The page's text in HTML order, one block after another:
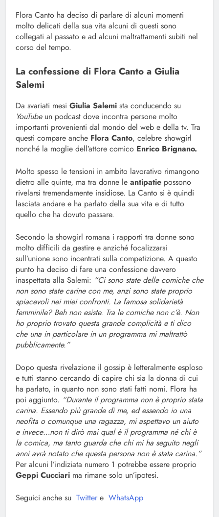
Flora Canto ha deciso di parlare di alcuni momenti
molto delicati della sua vita alcuni di questi sono
collegati al passato e ad alcuni maltrattamenti subiti nel
corso del tempo.
La confessione di Flora Canto a Giulia
Salemi
Da svariati mesi Giulia Salemi sta conducendo su
YouTube un podcast dove incontra persone molto
importanti provenienti dal mondo del web e della tv. Tra
questi compare anche Flora Canto, celebre showgirl
nonché la moglie dell’attore comico Enrico Brignano.
Molto spesso le tensioni in ambito lavorativo rimangono
dietro alle quinte, ma tra donne le antipatie possono
rivelarsi tremendamente insidiose. La Canto si è quindi
lasciata andare e ha parlato della sua vita e di tutto
quello che ha dovuto passare.
Secondo la showgirl romana i rapporti tra donne sono
molto difficili da gestire e anziché focalizzarsi
sull’unione sono incentrati sulla competizione. A questo
punto ha deciso di fare una confessione davvero
inaspettata alla Salemi: “Ci sono state delle comiche che
non sono state carine con me, anzi sono state proprio
spiacevoli nei miei confronti. La famosa solidarietà
femminile? Beh non esiste. Tra le comiche non c’è. Non
ho proprio trovato questa grande complicità e ti dico
che una in particolare in un programma mi maltrattò
pubblicamente.”
Dopo questa rivelazione il gossip è letteralmente esploso
e tutti stanno cercando di capire chi sia la donna di cui
ha parlato, in quanto non sono stati fatti nomi. Flora ha
poi aggiunto. “Durante il programma non è proprio stata
carina. Essendo più grande di me, ed essendo io una
neofita o comunque una ragazza, mi aspettavo un aiuto
e invece…non ti dirò mai qual è il programma né chi è
la comica, ma tanto guarda che chi mi ha seguito negli
anni avrà notato che questa persona non è stata carina.”
Per alcuni l’indiziata numero 1 potrebbe essere proprio
Geppi Cucciari ma rimane solo un’ipotesi.
Seguici anche su Twitter e WhatsApp